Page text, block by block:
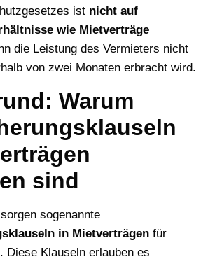
ist nicht auf
wie Mietverträge
die Leistung des Vermieters nicht
von zwei Monaten erbracht wird.
Warum
sind
sogenannte
in Mietverträgen für
Diese Klauseln erlauben es